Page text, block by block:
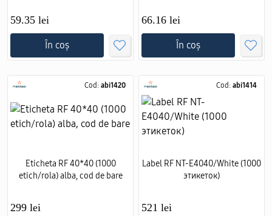
59.35 lei
În coș
66.16 lei
În coș
Cod: abi1420
Eticheta RF 40*40 (1000
etich/rola) alba, cod de bare
299 lei
Cod: abi1414
Label RF NT-E4040/White (1000
этикеток)
521 lei